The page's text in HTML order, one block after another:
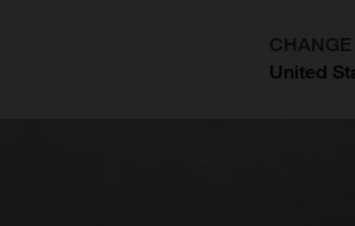
CHANGE
United